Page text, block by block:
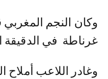
وكان النجم
غرناطة في الدقيقة الـ 24، متأتيرا
وغادر اللاعب أملاح